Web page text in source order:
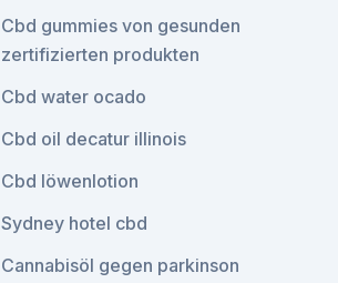
Cbd gummies von gesunden
zertifizierten produkten
Cbd water ocado
Cbd oil decatur illinois
Cbd löwenlotion
Sydney hotel cbd
Cannabisöl gegen parkinson